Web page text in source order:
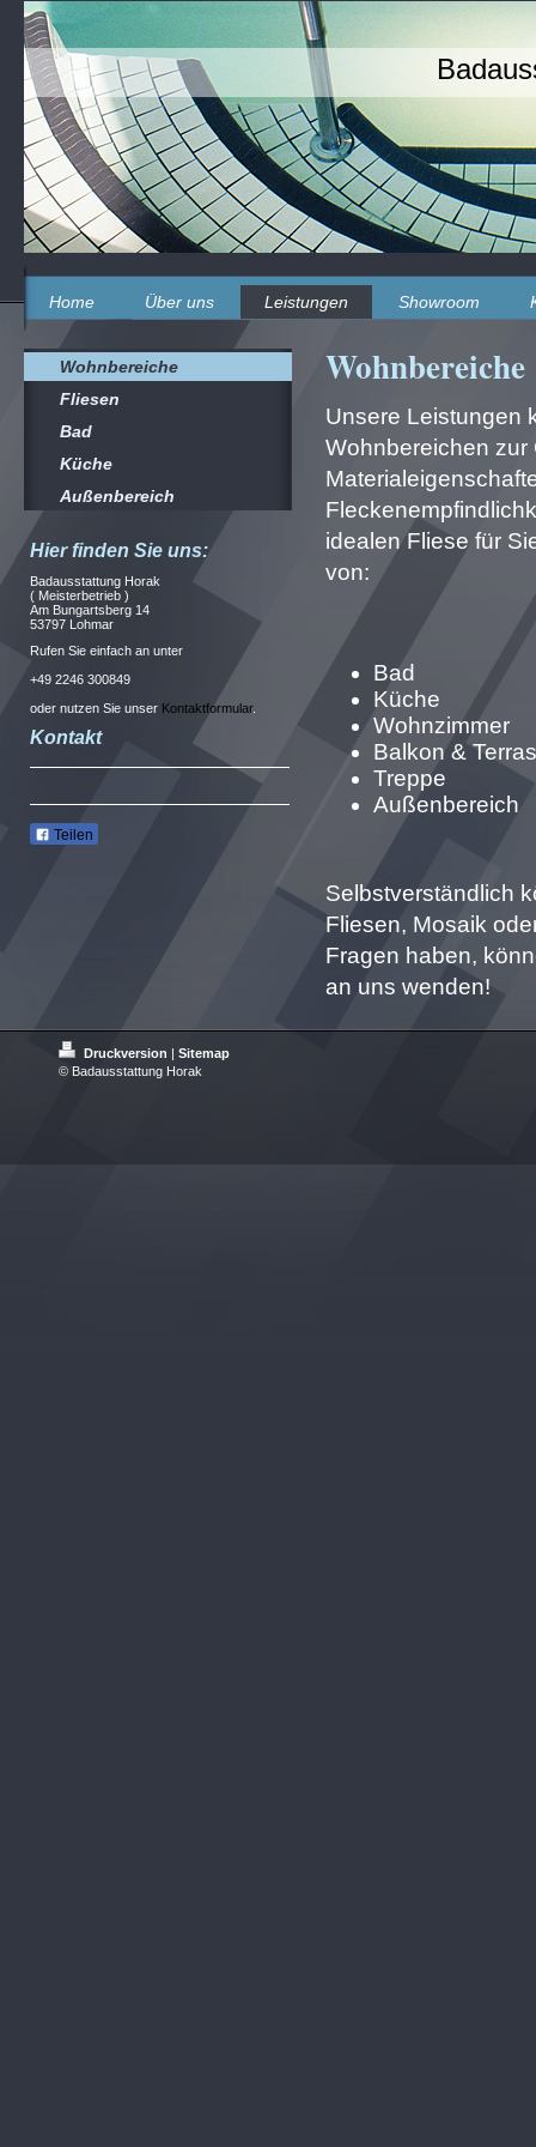
Home Über uns Leistungen Showroom
Wohnbereiche
Unsere Leistungen
Wohnbereichen zur
idealen Fliese für
von:
Bad
Küche
Wohnzimmer
Balkon &
Treppe
Außenbereich
Selbstverständlich
Fliesen, Mosaik
Fragen haben,
an uns wenden!
Wohnbereiche
Fliesen
Bad
Küche
Außenbereich
Hier finden Sie uns:
Badausstattung Horak
( Meisterbetrieb )
Am Bungartsberg 14
53797 Lohmar
Rufen Sie einfach an unter
+49 2246 300849
oder nutzen Sie unser Kontaktformular.
Kontakt
Teilen
Druckversion | Sitemap
© Badausstattung Horak